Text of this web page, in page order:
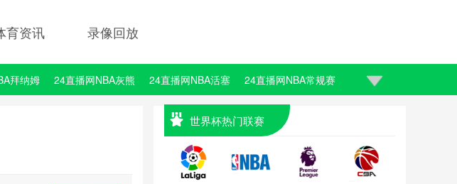
育资讯 录像回放
拜纳姆 24直播网NBA灰熊 24直播网NBA活塞 24直播网NBA常规赛
世界杯热门联赛